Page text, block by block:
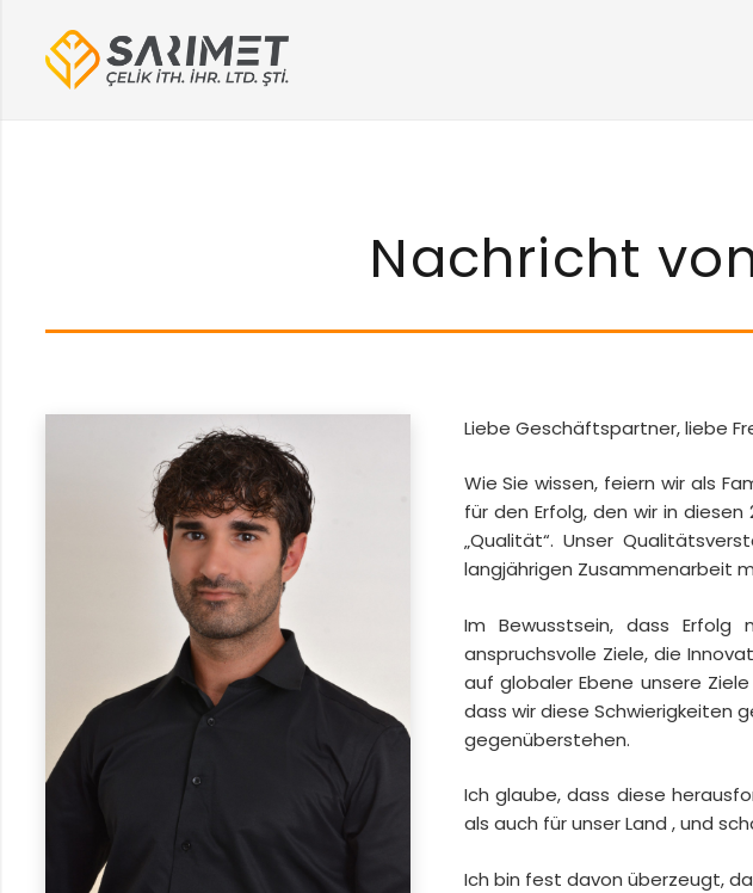
Nachricht
Liebe Geschäftspartner, liebe
Wie Sie wissen, feiern wir als
für den Erfolg, den wir in
„Qualität“. Unser
langjährigen Zusammenarbeit
Im Bewusstsein, dass
anspruchsvolle Ziele, die
auf globaler Ebene unsere
dass wir diese Schwierigkeiten
gegenüberstehen.
Ich glaube, dass diese
als auch für unser Land , und
Ich bin fest davon überzeugt,